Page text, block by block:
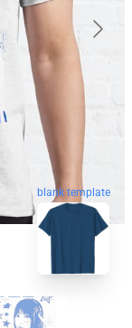
blank template